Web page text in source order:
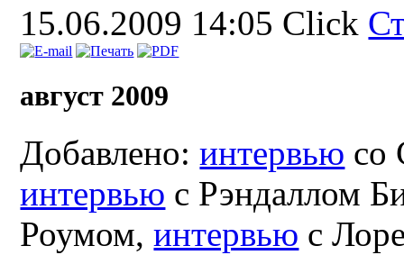
15.06.2009 14:05 Click
август 2009
Добавлено:интервью со
интервью с Рэндаллом
Роумом,интервью с